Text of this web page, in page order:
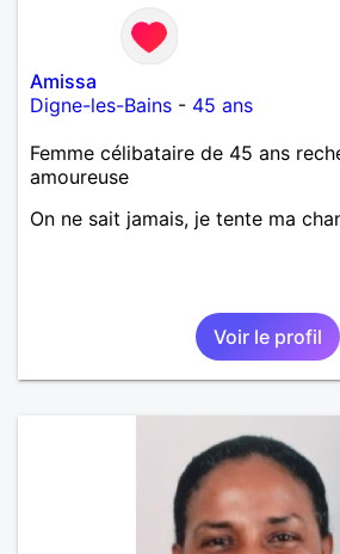
Amissa
Digne-les-Bains - 45 ans
Femme célibataire de 45 ans
amoureuse
On ne sait jamais, je tente ma
Voir le profil